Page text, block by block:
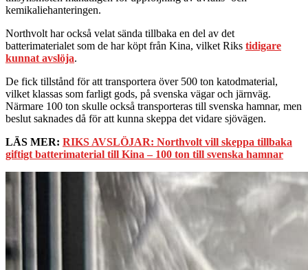
kemikaliehanteringen.
Northvolt har också velat sända tillbaka en del av det
batterimaterialet som de har köpt från Kina, vilket Riks tidigare
kunnat avslöja.
De fick tillstånd för att transportera över 500 ton katodmaterial,
vilket klassas som farligt gods, på svenska vägar och järnväg.
Närmare 100 ton skulle också transporteras till svenska hamnar, men
beslut saknades då för att kunna skeppa det vidare sjövägen.
LÄS MER: RIKS AVSLÖJAR: Northvolt vill skeppa tillbaka
giftigt batterimaterial till Kina – 100 ton till svenska hamnar